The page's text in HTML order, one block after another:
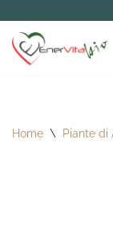
Vai
al
Home \ Piante di